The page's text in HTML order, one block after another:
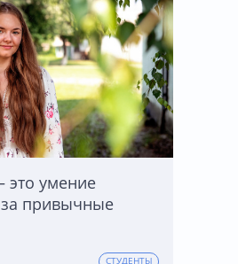
это умение
привычные
СТУДЕНТЫ